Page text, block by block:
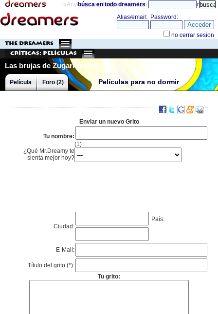
«Anything can happen and it probably will» directorio
búsca en todo dreamers
THE DREAMERS
Críticas: Películas
Las brujas de Zugarramurdi
Películas para no dormir
Película Foro (2)
Enviar un nuevo Grito
Tu nombre:
(1)
¿Qué Mr.Dreamy te
sienta mejor hoy?
Ciudad:
País:
E-Mail:
Título del grito (*):
Tu grito: